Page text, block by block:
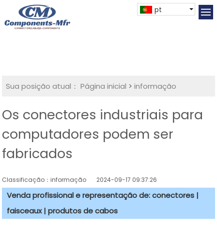
pt
Sua posição atual： Página inicial >informação
Os conectores industriais para
computadores podem ser
fabricados
Classificação：informação 2024-09-17 09:37:26
Venda profissional e representação de: conectores |
faisceaux | produtos de cabos